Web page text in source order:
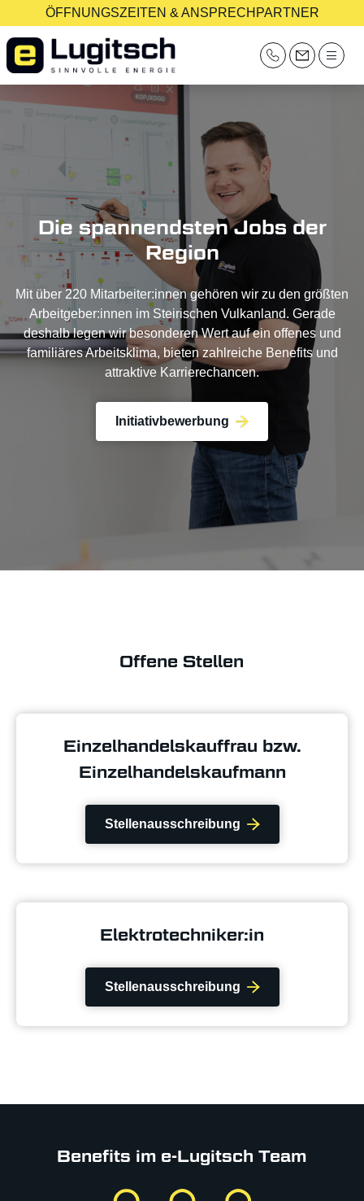
ÖFFNUNGSZEITEN & ANSPRECHPARTNER
Die spannendsten Jobs der
Region
Mit über 220 Mitarbeiter:innen gehören wir zu den größten
Arbeitgeber:innen im Steirischen Vulkanland. Gerade
deshalb legen wir besonderen Wert auf ein offenes und
familiäres Arbeitsklima, bieten zahlreiche Benefits und
attraktive Karrierechancen.
Initiativbewerbung
Offene Stellen
Einzelhandelskauffrau bzw.
Einzelhandelskaufmann
Stellen­ausschreibung
Elektrotechniker:in
Stellen­ausschreibung
Benefits im e-Lugitsch Team